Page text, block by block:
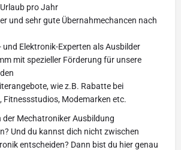
pro Jahr
und sehr gute Übernahmechancen nach
und Elektronik-Experten als Ausbilder
mit spezieller Förderung für unsere
wie z.B. Rabatte bei
Fitnessstudios, Modemarken etc.
der Mechatroniker Ausbildung
Und du kannst dich nicht zwischen
entscheiden? Dann bist du hier genau